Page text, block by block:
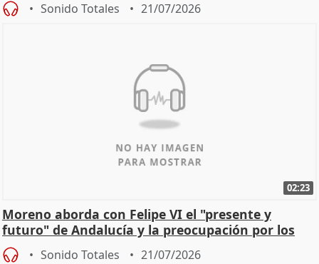
Sonido Totales 21/07/2026
02:23
Moreno aborda con Felipe VI el "presente y
futuro" de Andalucía y la preocupación por los
incendios
Sonido Totales 21/07/2026